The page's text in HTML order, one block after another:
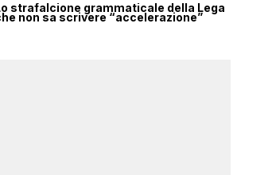
strafalcione grammaticale della Lega
non sa scrivere “accelerazione”